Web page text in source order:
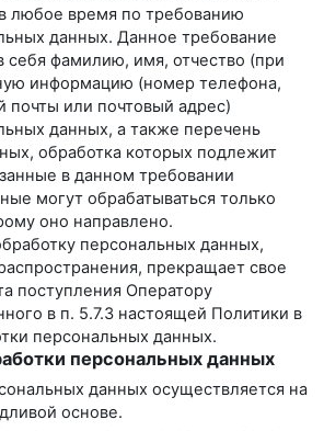
любое время по требованию
данных. Данное требование
себя фамилию, имя, отчество (при
информацию (номер телефона,
почты или почтовый адрес)
данных, а также перечень
обработка которых подлежит
в данном требовании
могут обрабатываться только
оно направлено.
персональных данных,
прекращает свое
поступления Оператору
в п. 5.7.3 настоящей Политики в
персональных данных.
персональных данных
данных осуществляется на
основе.